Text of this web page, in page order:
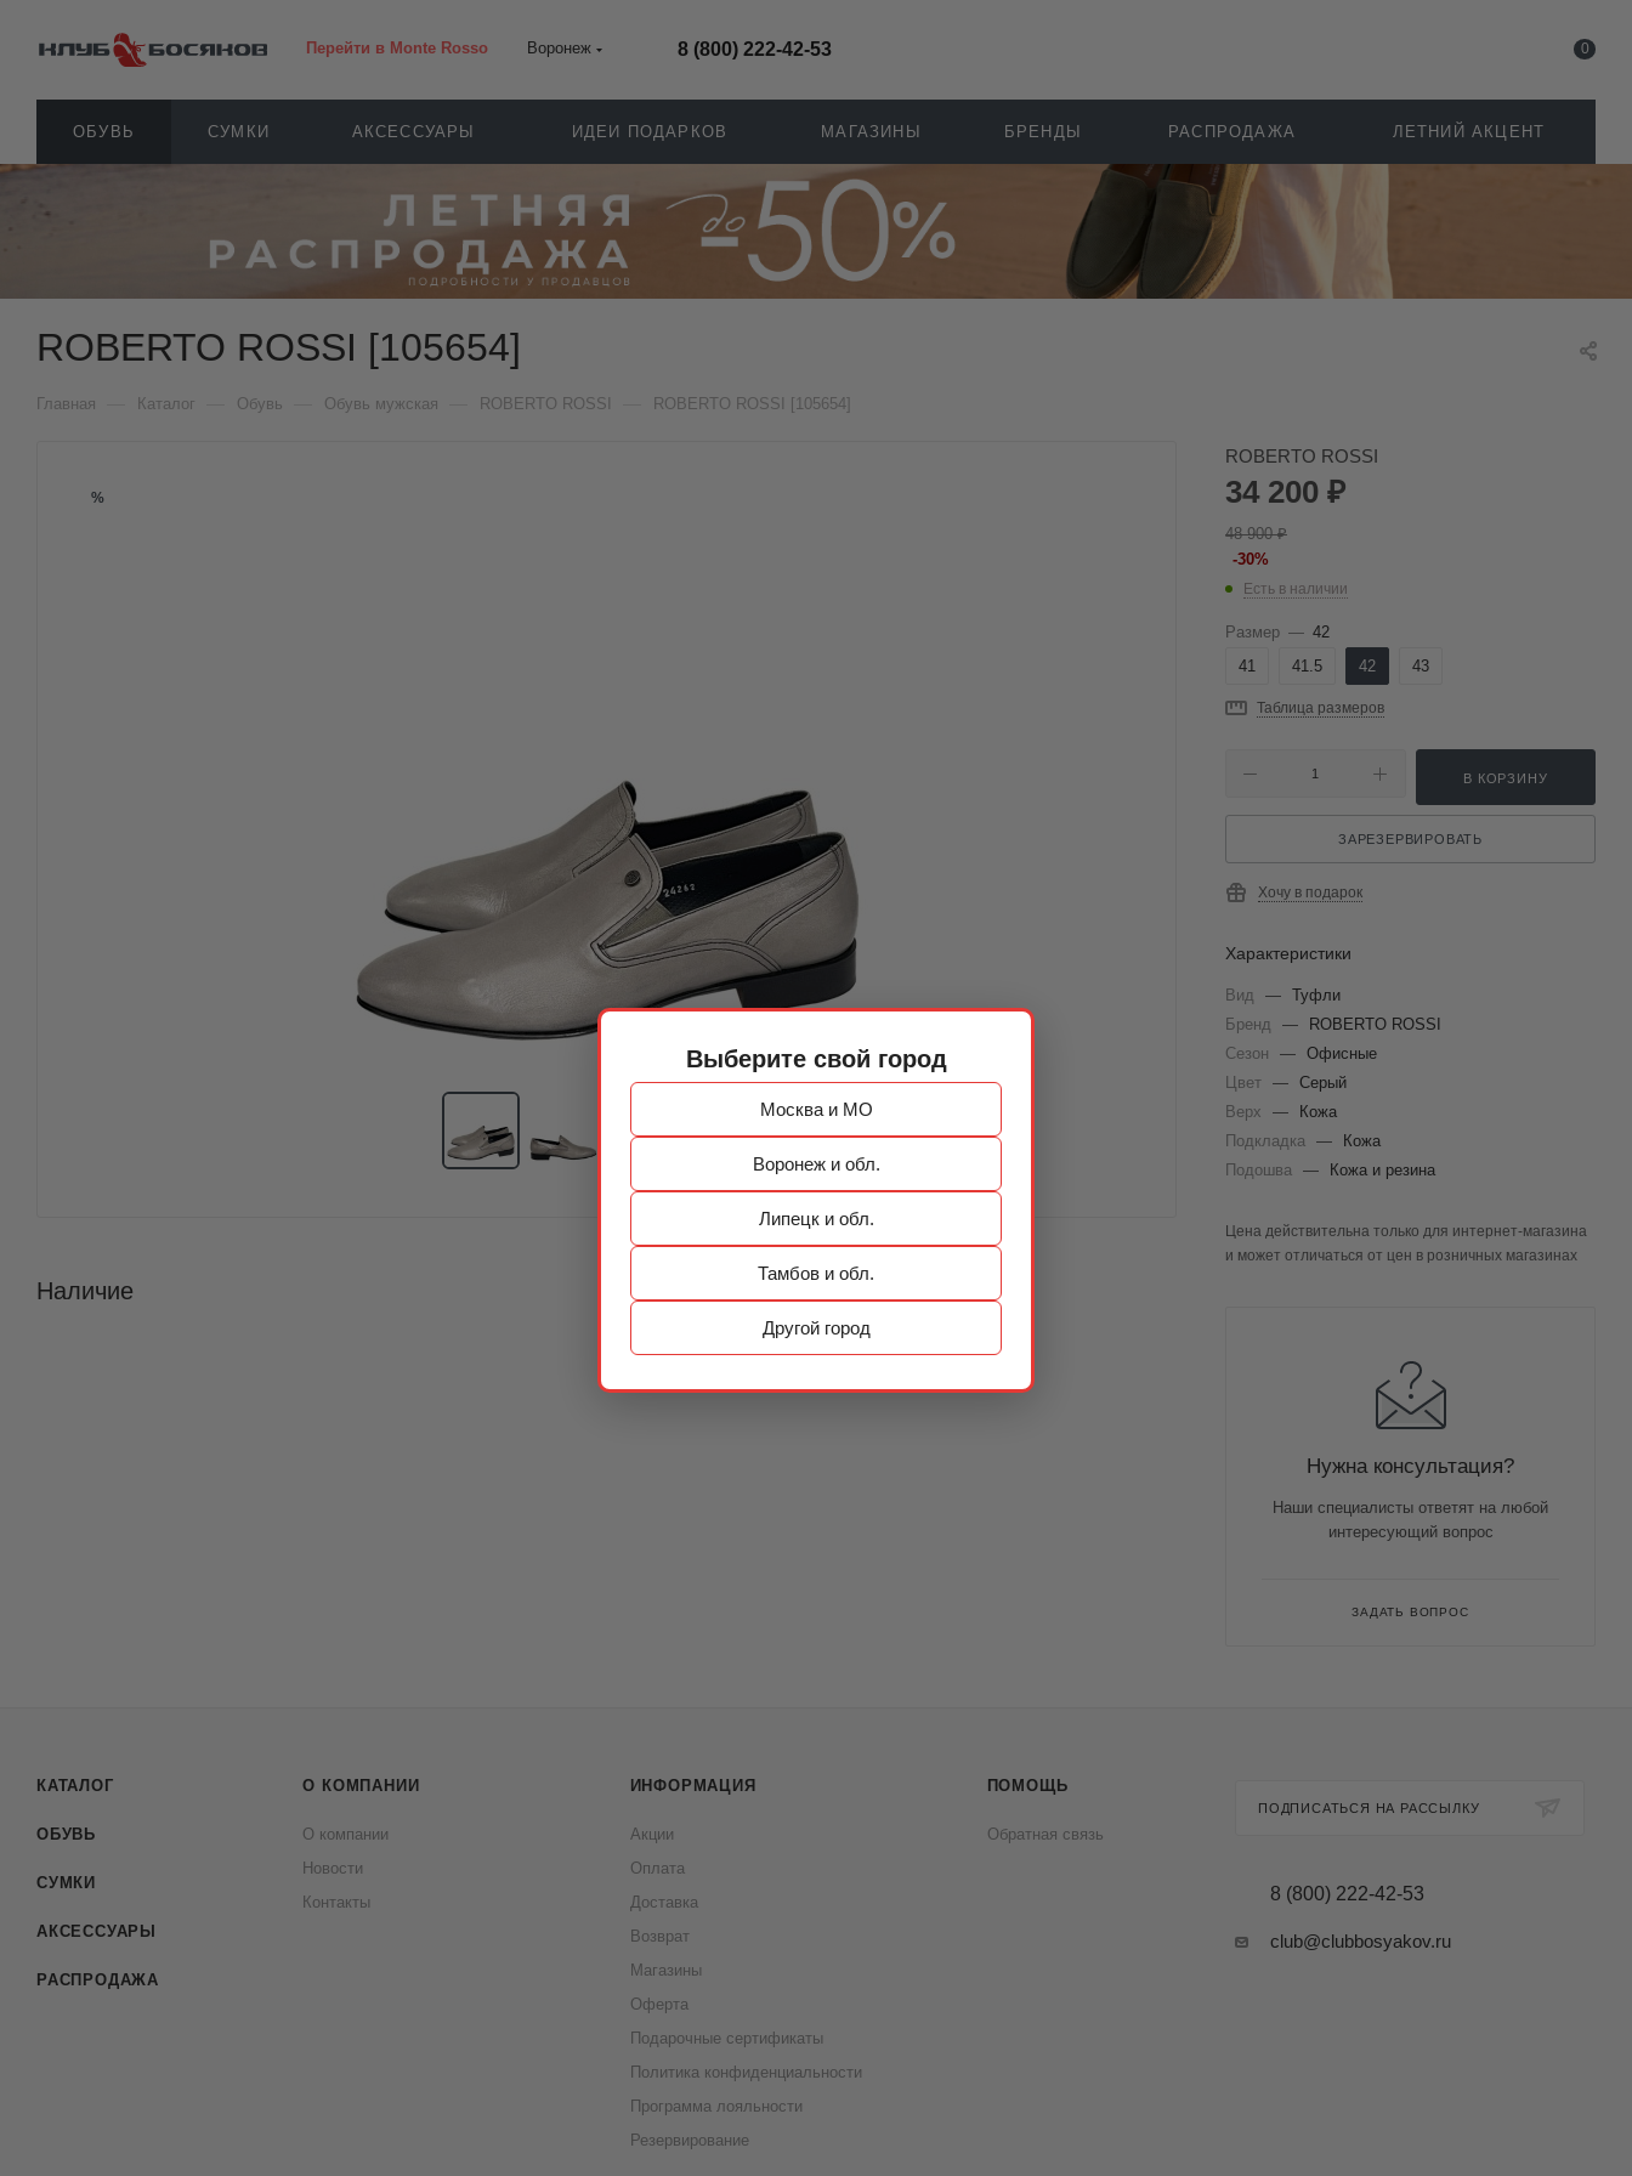
Выберите свой город
Москва и МО
Воронеж и обл.
Липецк и обл.
Тамбов и обл.
Другой город
Перейти в Monte Rosso Воронеж 8 (800) 222-42-53 0
ОБУВЬ СУМКИ АКСЕССУАРЫ ИДЕИ ПОДАРКОВ МАГАЗИНЫ БРЕНДЫ РАСПРОДАЖА ЛЕТНИЙ АКЦЕНТ
ROBERTO ROSSI [105654]
Главная Каталог Обувь Обувь мужская ROBERTO ROSSI ROBERTO ROSSI [105654]
%
Наличие
ROBERTO ROSSI
34 200 ₽
48 900₽
-30%
Есть в наличии
Размер — 42
41
41.5 42 43
Таблица размеров
В КОРЗИНУ
ЗАРЕЗЕРВИРОВАТЬ
Хочу в подарок
Характеристики
Вид — Туфли
Бренд
—
ROBERTO ROSSI
Сезон
— Офисные
Цвет — Серый
Верх
—
Кожа
Подкладка —
Кожа
Подошва — Кожа и резина
Цена действительна только для интернет-магазина
и может отличаться от цен в розничных магазинах
Нужна консультация?
Наши специалисты ответят на любой
интересующий вопрос
ЗАДАТЬ ВОПРОС
КАТАЛОГ
ОБУВЬ
СУМКИ
АКСЕССУАРЫ
РАСПРОДАЖА
О КОМПАНИИ
О компании
Новости
Контакты
ИНФОРМАЦИЯ
Акции
Оплата
Доставка
Возврат
Магазины
Оферта
Подарочные сертификаты
Политика конфиденциальности
Программа лояльности
Резервирование
ПОМОЩЬ
Обратная связь
ПОДПИСАТЬСЯ НА РАССЫЛКУ
8 (800) 222-42-53
club@clubbosyakov.ru